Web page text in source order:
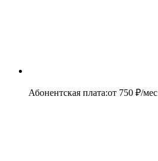
Абонентская плата:от 750 ₽/мес